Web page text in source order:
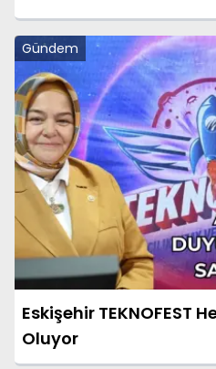
Gündem
Eskişehir TEKNOFEST
Oluyor